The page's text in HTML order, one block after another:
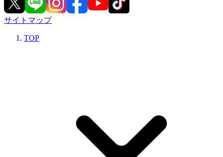
サイトマップ
TOP